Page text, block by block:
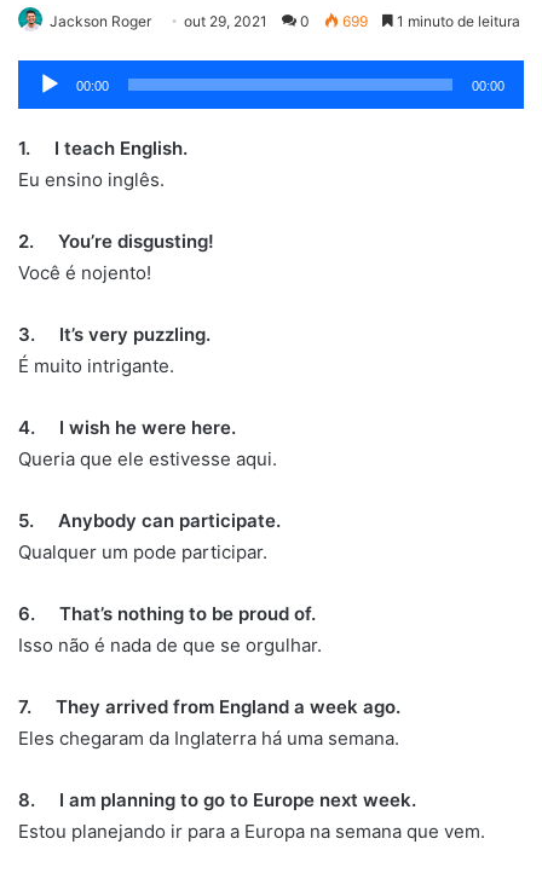
Jackson Roger out 29, 2021 0 699 1 minuto de leitura
Tocador
de
áudio
00:00 00:00
1. I teach English.
Eu ensino inglês.
2. You’re disgusting!
Você é nojento!
3. It’s very puzzling.
É muito intrigante.
4. I wish he were here.
Queria que ele estivesse aqui.
5. Anybody can participate.
Qualquer um pode participar.
6. That’s nothing to be proud of.
Isso não é nada de que se orgulhar.
7. They arrived from England a week ago.
Eles chegaram da Inglaterra há uma semana.
8. I am planning to go to Europe next week.
Estou planejando ir para a Europa na semana que vem.